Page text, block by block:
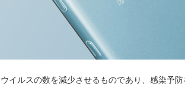
ルスの数を減少させるものであり、感染予防